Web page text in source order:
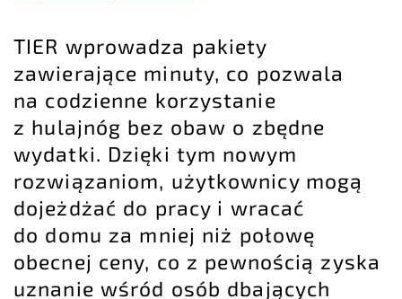
TIER wprowadza pakiety
zawierające minuty, co pozwala
na codzienne korzystanie
z hulajnóg bez obaw o zbędne
wydatki. Dzięki tym nowym
rozwiązaniom, użytkownicy mogą
dojeżdżać do pracy i wracać
do domu za mniej niż połowę
obecnej ceny, co z pewnością zyska
uznanie wśród osób dbających